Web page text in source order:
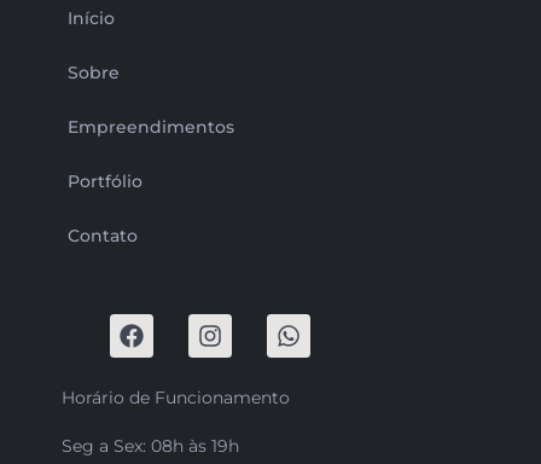
Início
Sobre
Empreendimentos
Portfólio
Contato
Horário de Funcionamento
Seg a Sex: 08h às 19h